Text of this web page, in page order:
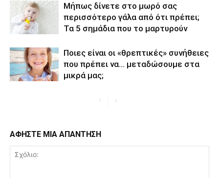
Mήπως δίνετε στο μωρό σας
περισσότερο γάλα από ότι πρέπει;
Τα 5 σημάδια που το μαρτυρούν
Ποιες είναι οι «θρεπτικές» συνήθειες
που πρέπει να… μεταδώσουμε στα
μικρά μας;
ΑΦΗΣΤΕ ΜΙΑ ΑΠΑΝΤΗΣΗ